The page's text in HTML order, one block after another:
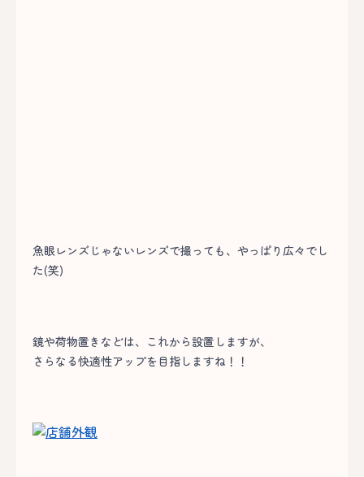
魚眼レンズじゃないレンズで撮っても、やっぱり広々でし
た(笑)
鏡や荷物置きなどは、これから設置しますが、
さらなる快適性アップを目指しますね！！